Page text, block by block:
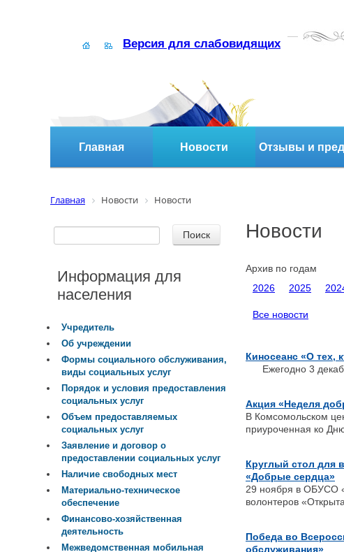
Версия для слабовидящих
Главная Новости Отзывы и
Главная Новости Новости
Новости
Архив по годам
2026
2025
Все новости
Киносеанс «О тех,
Ежегодно 3
Акция «Неделя
В Комсомольском
приуроченная ко
Круглый стол для
«Добрые сердца»
29 ноября в ОБУСО
волонтеров
Победа во
обслуживания»
Информация для
населения
Учредитель
Об учреждении
Формы социального обслуживания,
виды социальных услуг
Порядок и условия предоставления
социальных услуг
Объем предоставляемых
социальных услуг
Заявление и договор о
предоставлении социальных услуг
Наличие свободных мест
Материально-техническое
обеспечение
Финансово-хозяйственная
деятельность
Межведомственная мобильная